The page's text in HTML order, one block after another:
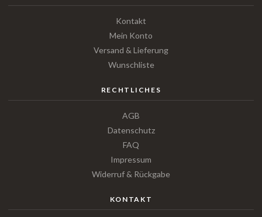
Kontakt
Mein Konto
Versand & Lieferung
Wunschliste
RECHTLICHES
AGB
Datenschutz
FAQ
Impressum
Widerruf & Rückgabe
KONTAKT